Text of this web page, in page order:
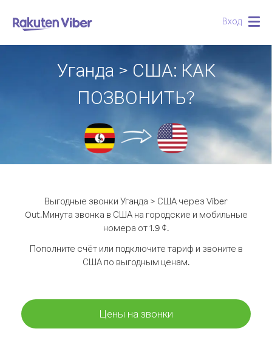
Вход
Уганда > США: КАК
ПОЗВОНИТЬ?
Выгодные звонки Уганда > США через Viber
Out.Минута звонка в США на городские и мобильные
номера от 1.9 ¢.
Пополните счёт или подключите тариф и звоните в
США по выгодным ценам.
Цены на звонки